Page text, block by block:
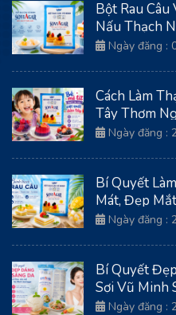
Bột Rau
Nấu Thạch
Ngày đăng :
Cách Làm
Tây Thơm
TítNgày đăng :
Bí Quyết
Mát, Đẹp
Soviagar
Ngày đăng :
Bí Quyết
Sợi Vũ Minh
Thanh Xuân
Ngày đăng :